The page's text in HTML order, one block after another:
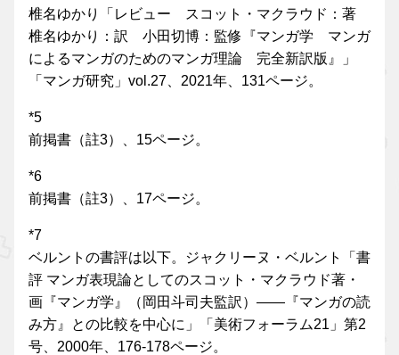
椎名ゆかり「レビュー スコット・マクラウド：著
椎名ゆかり：訳 小田切博：監修『マンガ学 マンガ
によるマンガのためのマンガ理論 完全新訳版』」
「マンガ研究」vol.27、2021年、131ページ。
*5
前掲書（註3）、15ページ。
*6
前掲書（註3）、17ページ。
*7
ベルントの書評は以下。ジャクリーヌ・ベルント「書
評 マンガ表現論としてのスコット・マクラウド著・
画『マンガ学』（岡田斗司夫監訳）――『マンガの読
み方』との比較を中心に」「美術フォーラム21」第2
号、2000年、176-178ページ。